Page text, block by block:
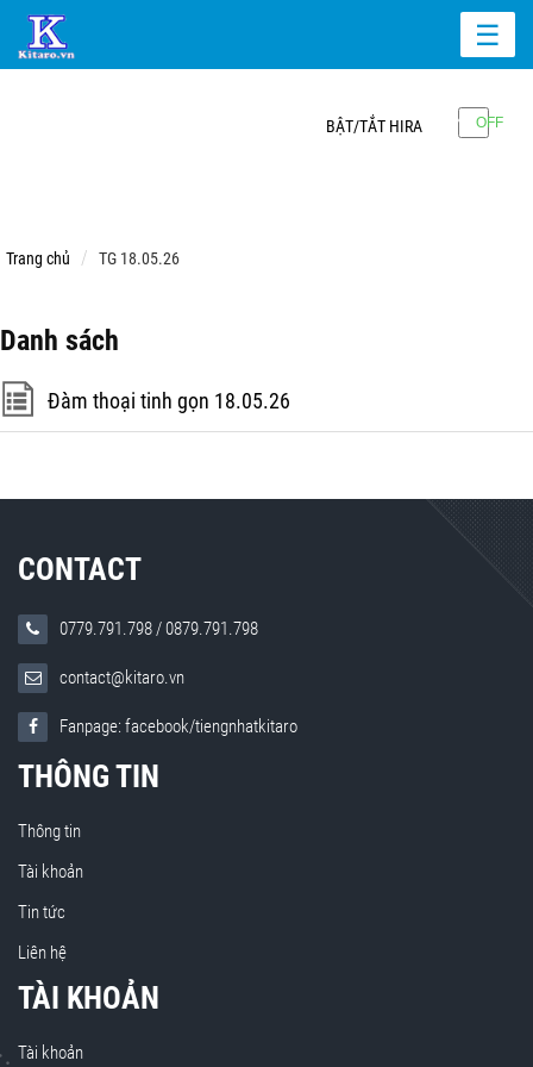
☰
BẬT/TẮT HIRA
Trang chủ TG 18.05.26
Danh sách
Đàm thoại tinh gọn 18.05.26
CONTACT
0779.791.798/0879.791.798
contact@kitaro.vn
Fanpage: facebook/tiengnhatkitaro
THÔNG TIN
Thông tin
Tài khoản
Tin tức
Liên hệ
TÀI KHOẢN
Tài khoản